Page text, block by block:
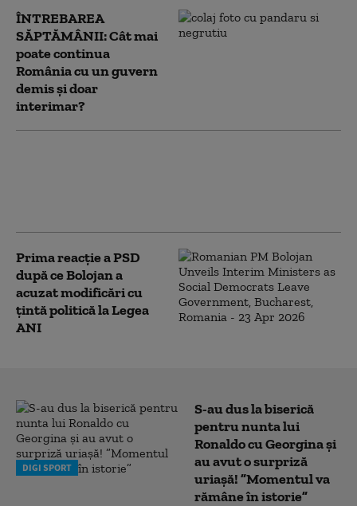
ÎNTREBAREA
SĂPTĂMÂNII: Cât mai
poate continua
România cu un guvern
demis și doar
interimar?
Prima reacție a PSD
după ce Bolojan a
acuzat modificări cu
țintă politică la Legea
ANI
DIGI SPORT
S-au dus la biserică
pentru nunta lui
Ronaldo cu Georgina și
au avut o surpriză
uriașă! ”Momentul va
rămâne în istorie”